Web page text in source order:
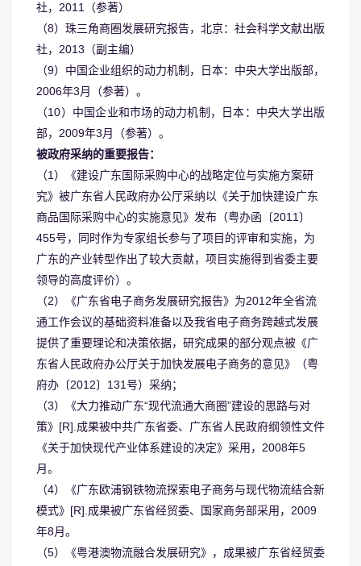
社，2011（参著）
（8）珠三角商圈发展研究报告，北京：社会科学文献出版
社，2013（副主编）
（9）中国企业组织的动力机制，日本：中央大学出版部，
2006年3月（参著）。
（10）中国企业和市场的动力机制，日本：中央大学出版
部，2009年3月（参著）。
被政府采纳的重要报告：
（1）《建设广东国际采购中心的战略定位与实施方案研
究》被广东省人民政府办公厅采纳以《关于加快建设广东
商品国际采购中心的实施意见》发布（粤办函〔2011〕
455号，同时作为专家组长参与了项目的评审和实施，为
广东的产业转型作出了较大贡献，项目实施得到省委主要
领导的高度评价）。
（2）《广东省电子商务发展研究报告》为2012年全省流
通工作会议的基础资料准备以及我省电子商务跨越式发展
提供了重要理论和决策依据，研究成果的部分观点被《广
东省人民政府办公厅关于加快发展电子商务的意见》（粤
府办〔2012〕131号）采纳；
（3）《大力推动广东“现代流通大商圈”建设的思路与对
策》[R].成果被中共广东省委、广东省人民政府纲领性文件
《关于加快现代产业体系建设的决定》采用，2008年5
月。
（4）《广东欧浦钢铁物流探索电子商务与现代物流结合新
模式》[R].成果被广东省经贸委、国家商务部采用，2009
年8月。
（5）《粤港澳物流融合发展研究》，成果被广东省经贸委